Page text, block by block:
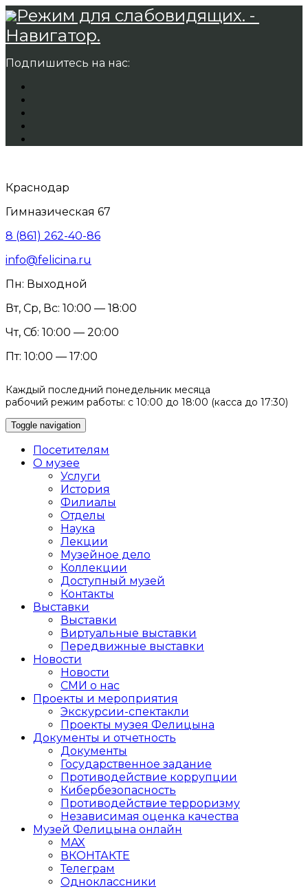
Режим для слабовидящих. -
Навигатор.
Подпишитесь на нас:
Краснодар
Гимназическая 67
8 (861) 262-40-86
info@felicina.ru
Пн: Выходной
Вт, Ср, Вс: 10:00 — 18:00
Чт, Сб: 10:00 — 20:00
Пт: 10:00 — 17:00
Каждый последний понедельник месяца
рабочий режим работы: с 10:00 до 18:00 (касса до 17:30)
Toggle navigation
Посетителям
О музее
Услуги
История
Филиалы
Отделы
Наука
Лекции
Музейное дело
Коллекции
Доступный музей
Контакты
Выставки
Выставки
Виртуальные выставки
Передвижные выставки
Новости
Новости
СМИ о нас
Проекты и мероприятия
Экскурсии-спектакли
Проекты музея Фелицына
Документы и отчетность
Документы
Государственное задание
Противодействие коррупции
Кибер­безопасность
Противодействие терроризму
Независимая оценка качества
Музей Фелицына онлайн
MAX
ВКОНТАКТЕ
Телеграм
Одноклассники